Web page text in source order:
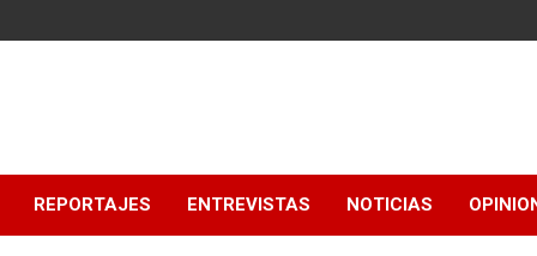
REPORTAJES ENTREVISTAS NOTICIAS